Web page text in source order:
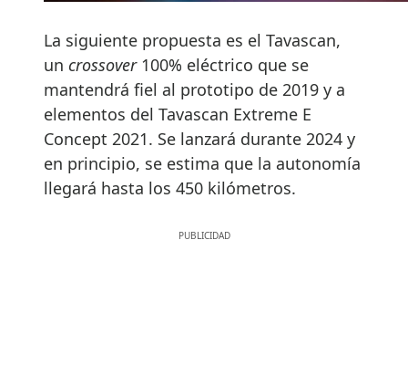
La siguiente propuesta es el Tavascan,
un crossover100% eléctrico que se
mantendrá fiel al prototipo de 2019 y a
elementos del Tavascan Extreme E
Concept 2021. Se lanzará durante 2024 y
en principio, se estima que la autonomía
llegará hasta los 450 kilómetros.